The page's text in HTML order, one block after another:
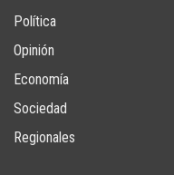
Política
Opinión
Economía
Sociedad
Regionales